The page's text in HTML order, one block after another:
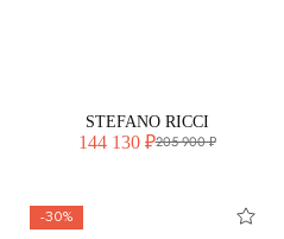
STEFANO RICCI
144 130 ₽205 900 ₽
-30%